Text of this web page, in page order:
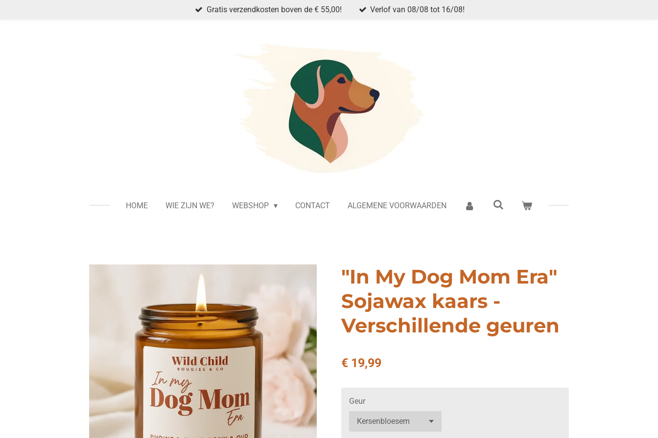
Gratis verzendkosten boven de € 55,00! Verlof van 08/08 tot 16/08!
HOME WIE ZIJN WE? WEBSHOP CONTACT ALGEMENE VOORWAARDEN
"In My Dog Mom Era"
Sojawax kaars -
Verschillende geuren
€ 19,99
Geur